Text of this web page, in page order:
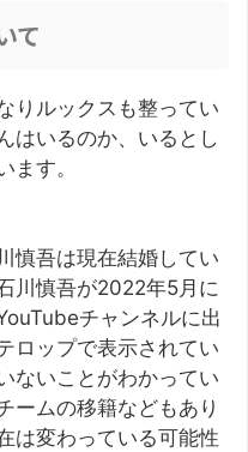
て
りルックスも整ってい
はいるのか、いるとし
ます。
慎吾は現在結婚してい
川慎吾が2022年5月に
チャンネルに出
ロップで表示されてい
ないことがわかってい
ームの移籍などもあり
は変わっている可能性